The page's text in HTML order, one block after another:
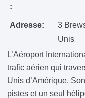
:
Adresse:
3
Unis
L’Aéroport
trafic aérien qui
Unis d’Amérique.
pistes et un seul